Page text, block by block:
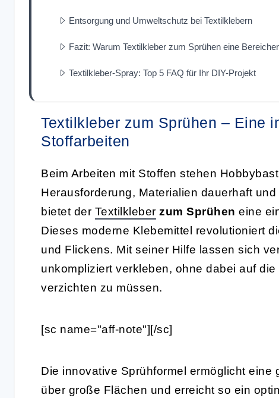
Entsorgung und Umweltschutz bei Textilklebern
Fazit: Warum Textilkleber zum Sprühen eine
Textilkleber-Spray: Top 5 FAQ für Ihr DIY-Projekt
Textilkleber zum Sprühen – Eine
Stoffarbeiten
Beim Arbeiten mit Stoffen stehen
Herausforderung, Materialien dauerhaft
bietet der Textilkleber zum Sprühen eine
Dieses moderne Klebemittel revolutioniert
und Flickens. Mit seiner Hilfe lassen sich
unkompliziert verkleben, ohne dabei auf
verzichten zu müssen.
[sc name="aff-note"][/sc]
Die innovative Sprühformel ermöglicht
über große Flächen und erreicht so ein